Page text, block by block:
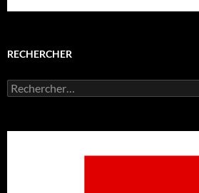
RECHERCHER
Rechercher :